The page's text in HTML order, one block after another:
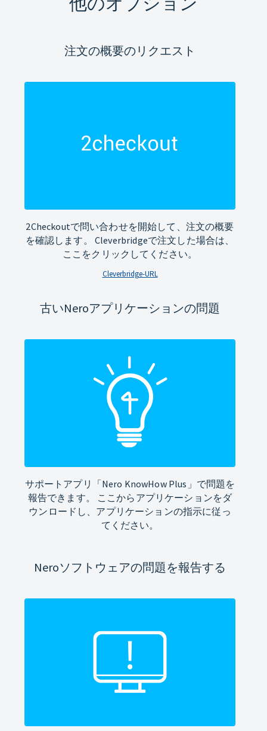
注文の概要のリクエスト
2Checkoutで問い合わせを開始して、注文の概要
を確認します。 Cleverbridgeで注文した場合は、
ここをクリックしてください。
Cleverbridge-URL
古いNeroアプリケーションの問題
サポートアプリ「Nero KnowHow Plus」で問題を
報告できます。 ここからアプリケーションをダ
ウンロードし、アプリケーションの指示に従っ
てください。
Neroソフトウェアの問題を報告する